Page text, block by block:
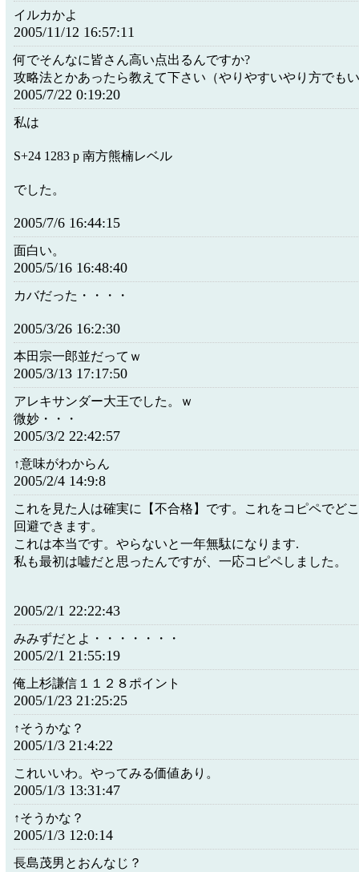
イルカかよ
2005/11/12 16:57:11
何でそんなに皆さん高い点出るんですか?
攻略法とかあったら教えて下さい（やりやすいやり方でも
2005/7/22 0:19:20
私は
S+24 1283 p 南方熊楠レベル
でした。
2005/7/6 16:44:15
面白い。
2005/5/16 16:48:40
カバだった・・・・
2005/3/26 16:2:30
本田宗一郎並だってｗ
2005/3/13 17:17:50
アレキサンダー大王でした。ｗ
微妙・・・
2005/3/2 22:42:57
↑意味がわからん
2005/2/4 14:9:8
これを見た人は確実に【不合格】です。これをコピペでど
回避できます。
これは本当です。やらないと一年無駄になります.
私も最初は嘘だと思ったんですが、一応コピペしました。
2005/2/1 22:22:43
みみずだとよ・・・・・・・
2005/2/1 21:55:19
俺上杉謙信１１２８ポイント
2005/1/23 21:25:25
↑そうかな？
2005/1/3 21:4:22
これいいわ。やってみる価値あり。
2005/1/3 13:31:47
↑そうかな？
2005/1/3 12:0:14
長島茂男とおんなじ？